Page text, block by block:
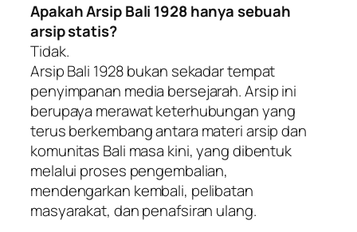
Apakah Arsip Bali 1928 hanya sebuah
arsip statis?
Tidak.
Arsip Bali 1928 bukan sekadar tempat
penyimpanan media bersejarah. Arsip ini
berupaya merawat keterhubungan yang
terus berkembang antara materi arsip dan
komunitas Bali masa kini, yang dibentuk
melalui proses pengembalian,
mendengarkan kembali, pelibatan
masyarakat, dan penafsiran ulang.